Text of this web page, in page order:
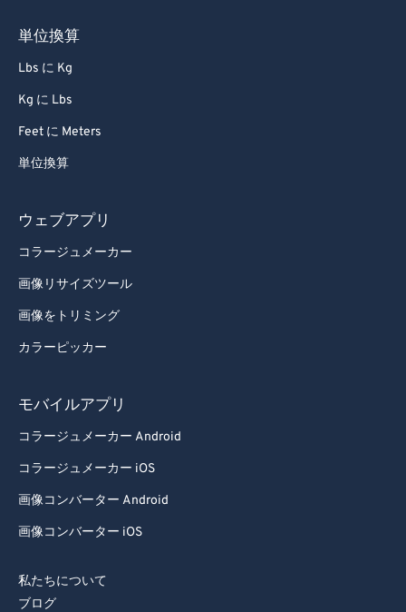
単位換算
Lbs に Kg
Kg に Lbs
Feet に Meters
単位換算
ウェブアプリ
コラージュメーカー
画像リサイズツール
画像をトリミング
カラーピッカー
モバイルアプリ
コラージュメーカー Android
コラージュメーカー iOS
画像コンバーター Android
画像コンバーター iOS
私たちについて
ブログ